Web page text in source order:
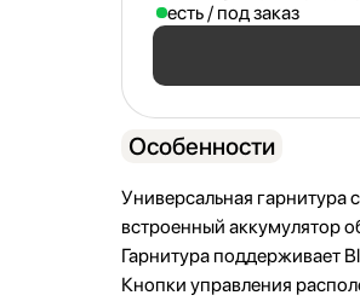
есть / под заказ
Особенности
Универсальная
встроенный аккумулятор
Гарнитура поддерживает
Кнопки управления